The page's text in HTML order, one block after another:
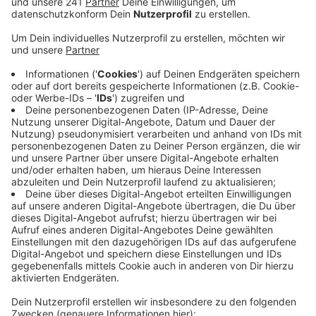
Veröffentlicht:Donnerstag, 02.07.2026 08:21
Anzeige
Die Initiative verweist darauf, dass sich nach eigenen
Angaben mehr als 70 Prozent der wahlberechtigten
Glehner gegen die Windräder ausgesprochen hätten
und mehr als 4.000 Einwendungen gegen die Pläne
eingegangen seien. Sie fordert deshalb, rechtliche
Schritte gegen den Regionalplan zu prüfen und
gemeinsam mit anderen betroffenen Kommunen aktiv
zu werden. Laut Stadtverwaltung sind ihre
Einflussmöglichkeiten durch die aktuellen gesetzlichen
Vorgaben aber stark eingeschränkt. Trotzdem soll
jetzt geprüft werden, ob ein juristisches Vorgehen
hätte.